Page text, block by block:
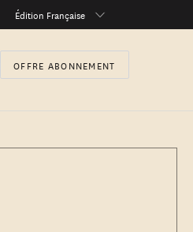
Édition Française
OFFRE ABONNEMENT